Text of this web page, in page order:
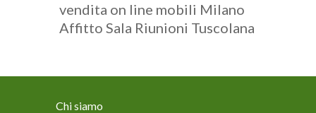
vendita on line mobili Milano
Affitto Sala Riunioni Tuscolana
Chi siamo